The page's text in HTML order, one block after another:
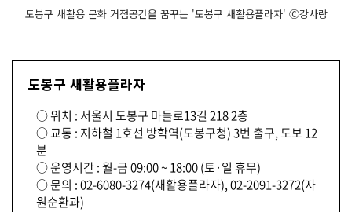
도봉구 새활용 문화 거점공간을 꿈꾸는 '도봉구 새활용플라자' Ⓒ강사랑
도봉구 새활용플라자
○ 위치 : 서울시 도봉구 마들로13길 218 2층
○ 교통 : 지하철 1호선 방학역(도봉구청) 3번 출구, 도보 12
분
○ 운영시간 : 월-금 09:00 ~ 18:00 (토·일 휴무)
○ 문의 : 02-6080-3274(새활용플라자), 02-2091-3272(자
원순환과)